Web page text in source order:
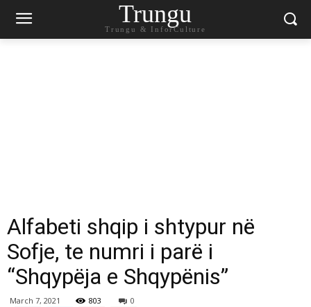
Trungu
Trungu & InforCulture
Alfabeti shqip i shtypur në
Sofje, te numri i parë i
“Shqypëja e Shqypënis”
March 7, 2021 803 0